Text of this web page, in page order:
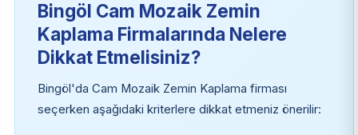
Bingöl Cam Mozaik Zemin
Kaplama Firmalarında Nelere
Dikkat Etmelisiniz?
Bingöl'da Cam Mozaik Zemin Kaplama firması
seçerken aşağıdaki kriterlere dikkat etmeniz önerilir: